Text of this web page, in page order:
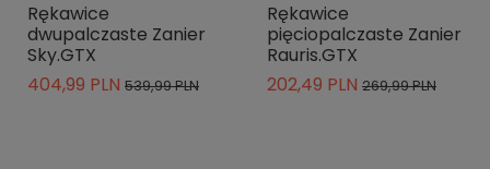
Rękawice
dwupalczaste Zanier
Sky.GTX
404,99 PLN 539,99 PLN
Rękawice
pięciopalczaste Zanier
Rauris.GTX
202,49 PLN 269,99 PLN